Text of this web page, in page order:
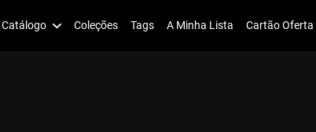
Catálogo Coleções Tags A Minha Lista Cartão Oferta